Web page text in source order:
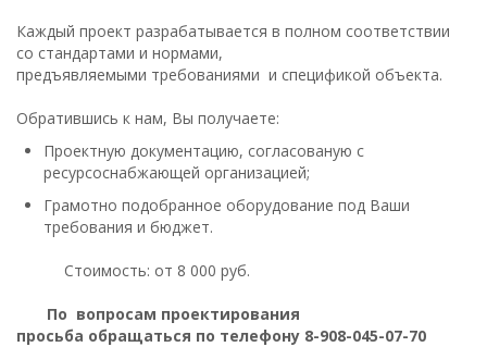
Каждый проект разрабатывается в полном соответствии
со стандартами и нормами,
предъявляемыми требованиями и спецификой объекта.
Обратившись к нам, Вы получаете:
Проектную документацию, согласованую с
ресурсоснабжающей организацией;
Грамотно подобранное оборудование под Ваши
требования и бюджет.
Стоимость: от 8 000 руб.
По вопросам проектирования
просьба обращаться по телефону 8-908-045-07-70